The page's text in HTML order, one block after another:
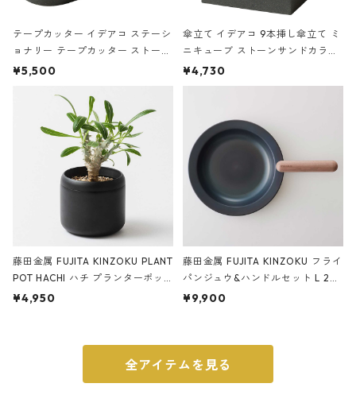
テープカッター イデアコ ステーシ
ョナリー テープカッター ストーン
サンドカラー 石調 ideaco Station
¥5,500
傘立て イデアコ 9本挿し傘立て ミ
ニキューブ ストーンサンドカラー
石調 ideaco Umbrella Stand CUB
E ストーンサンドブラック
¥4,730
藤田金属 FUJITA KINZOKU PLANT
POT HACHI ハチ プランターポッ
ト 3号 ブラック
¥4,950
藤田金属 FUJITA KINZOKU フライ
パンジュウ&ハンドルセット L 24c
m ガス火・IH対応 鉄フライパン
¥9,900
全アイテムを見る